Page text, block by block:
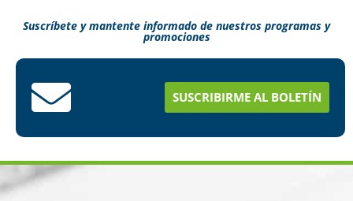
estudios en menos tiempo
Suscríbete y mantente informado de nuestros programas y
promociones
SUSCRIBIRME AL BOLETÍN